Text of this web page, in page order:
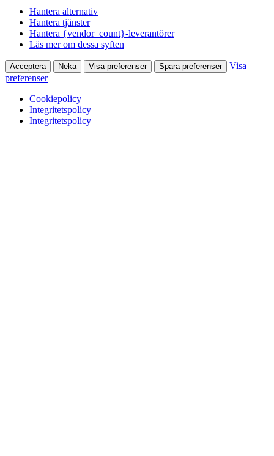
Hantera alternativ
Hantera tjänster
Hantera {vendor_count}-leverantörer
Läs mer om dessa syften
Acceptera Neka Visa preferenser Spara preferenser
Visa
preferenser
Cookiepolicy
Integritetspolicy
Integritetspolicy